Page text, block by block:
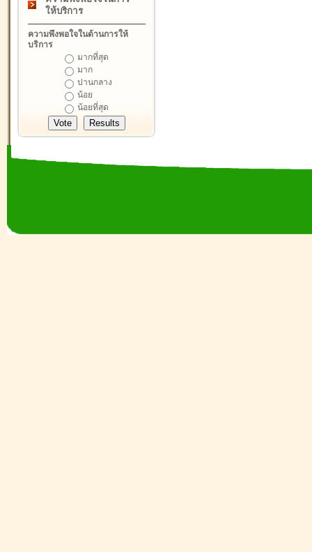
ให้บริการ
ความพึงพอใจในด้านการให้
บริการ
มากที่สุด
มาก
ปานกลาง
น้อย
น้อยที่สุด